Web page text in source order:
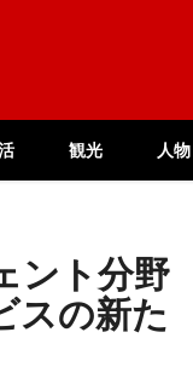
観光 人物
ント分野
スの新た